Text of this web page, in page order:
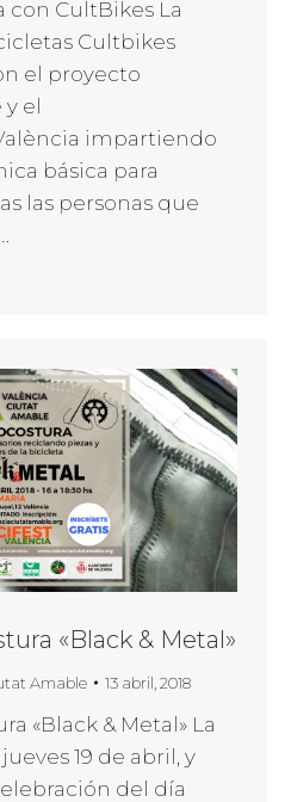
con CultBikes La
Cultbikes
el proyecto
el
impartiendo
básica para
las personas que
«Black & Metal»
Amable 13 abril, 2018
«Black & Metal» La
19 de abril, y
del día